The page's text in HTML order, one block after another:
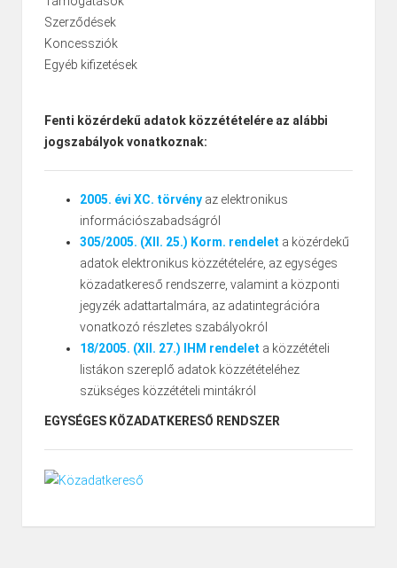
Szerződések
Koncessziók
Egyéb kifizetések
Fenti közérdekű adatok közzétételére az alábbi
jogszabályok vonatkoznak:
2005. évi XC. törvény az elektronikus
információszabadságról
305/2005. (XII. 25.) Korm. rendelet a közérdekű
adatok elektronikus közzétételére, az egységes
közadatkereső rendszerre, valamint a központi
jegyzék adattartalmára, az adatintegrációra
vonatkozó részletes szabályokról
18/2005. (XII. 27.) IHM rendelet a közzétételi
listákon szereplő adatok közzétételéhez
szükséges közzétételi mintákról
EGYSÉGES KÖZADATKERESŐ RENDSZER